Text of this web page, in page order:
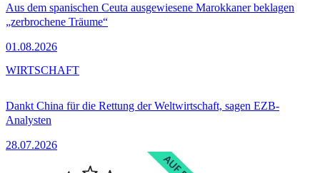
Aus dem spanischen Ceuta ausgewiesene Marokkaner beklagen
„zerbrochene Träume“
01.08.2026
Dankt China für die Rettung der Weltwirtschaft, sagen EZB-
Analysten
28.07.2026
WIRTSCHAFT